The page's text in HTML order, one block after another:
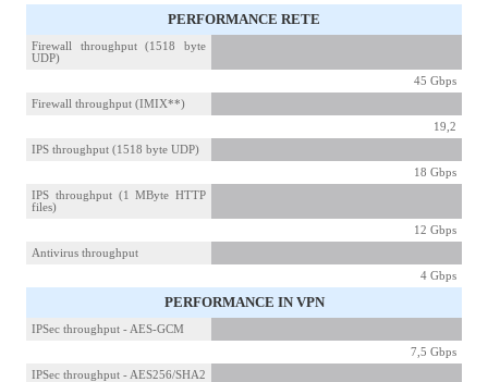
PERFORMANCE RETE
Firewall throughput (1518 byte
UDP)
45 Gbps
Firewall throughput (IMIX**)
19,2
IPS throughput (1518 byte UDP)
18 Gbps
IPS throughput (1 MByte HTTP
files)
12 Gbps
Antivirus throughput
4 Gbps
PERFORMANCE IN VPN
IPSec throughput - AES-GCM
7,5 Gbps
IPSec throughput - AES256/SHA2